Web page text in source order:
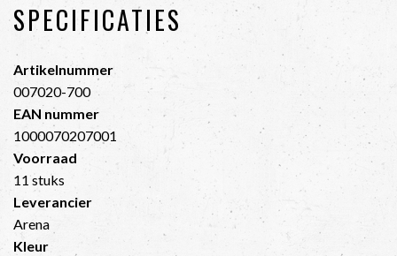
SPECIFICATIES
Artikelnummer
007020-700
EAN nummer
1000070207001
Voorraad
11 stuks
Leverancier
Arena
Kleur